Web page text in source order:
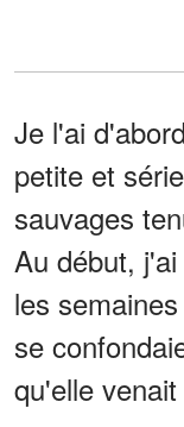
Je l'ai
petite et
sauvages
Au début,
les
se
qu'elle